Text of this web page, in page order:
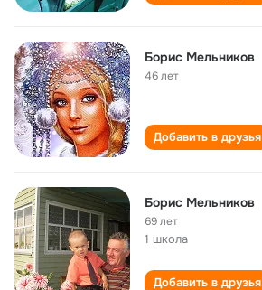
Борис Мельников
46 лет
Добавить в друзья
Борис Мельников
69 лет
1 школа
Добавить в друзья